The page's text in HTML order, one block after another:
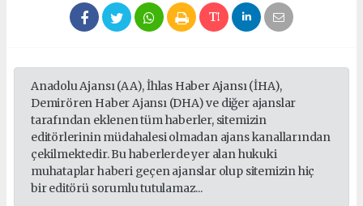
Anadolu Ajansı (AA), İhlas Haber Ajansı (İHA),
Demirören Haber Ajansı (DHA) ve diğer ajanslar
tarafından eklenen tüm haberler, sitemizin
editörlerinin müdahalesi olmadan ajans kanallarından
çekilmektedir. Bu haberlerde yer alan hukuki
muhataplar haberi geçen ajanslar olup sitemizin hiç
bir editörü sorumlu tutulamaz...